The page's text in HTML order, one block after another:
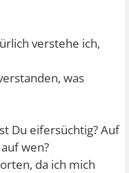
verstehe ich,
was
Du eifersüchtig? Auf
wen?
da ich mich